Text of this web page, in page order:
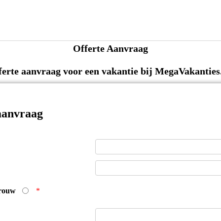
Offerte Aanvraag
aanvraag voor een vakantie bij